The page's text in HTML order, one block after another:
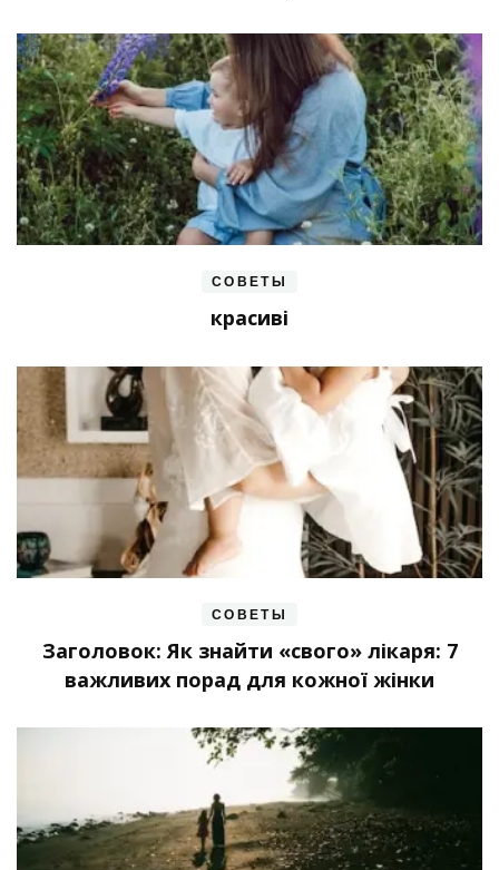
СОВЕТЫ
красиві
СОВЕТЫ
Заголовок: Як знайти «свого» лікаря: 7
важливих порад для кожної жінки